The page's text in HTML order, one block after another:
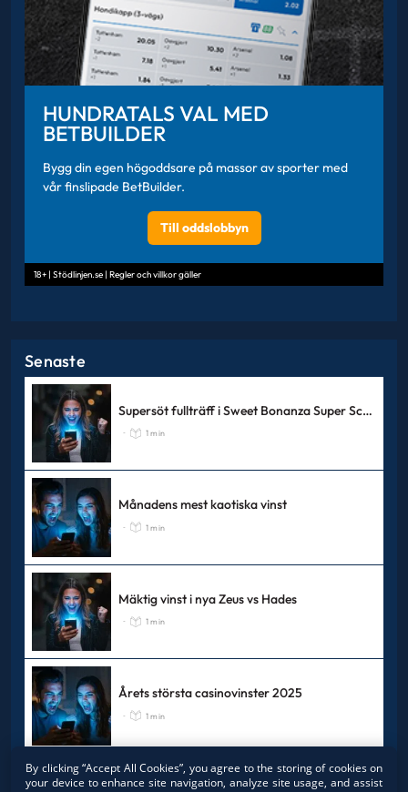
HUNDRATALS VAL MED
BETBUILDER
Bygg din egen högoddsare på massor av sporter med
vår finslipade BetBuilder.
Till oddslobbyn
18+ | Stödlinjen.se | Regler och villkor gäller
Senaste
Supersöt fullträff i Sweet Bonanza Super Scatter
- 1 min
Månadens mest kaotiska vinst
- 1 min
Mäktig vinst i nya Zeus vs Hades
- 1 min
Årets största casinovinster 2025
- 1 min
Alla JVM-vinnare genom tiderna
By clicking “Accept All Cookies”, you agree to the storing of cookies on
your device to enhance site navigation, analyze site usage, and assist